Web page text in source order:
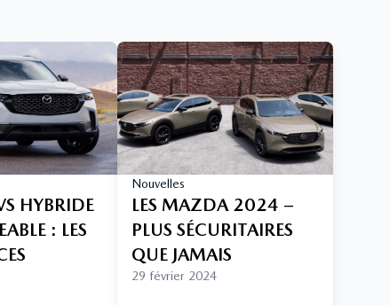
HYBRIDE
: LES
Nouvelles
LES MAZDA 2024 –
PLUS SÉCURITAIRES
QUE JAMAIS
29 février 2024